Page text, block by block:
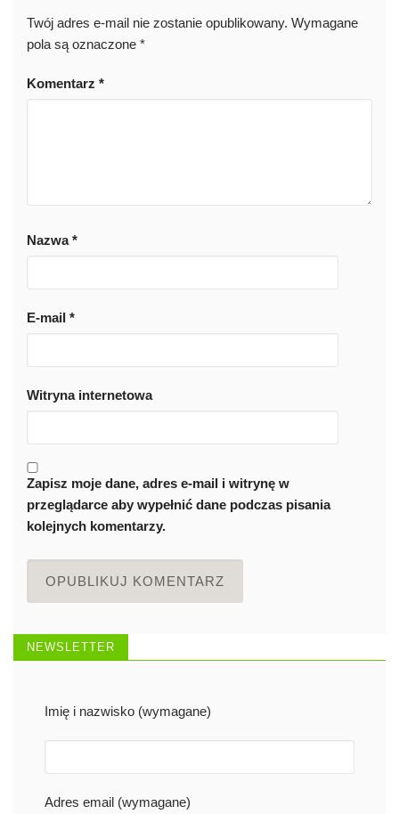
Twój adres e-mail nie zostanie opublikowany. Wymagane
pola są oznaczone *
Komentarz *
Nazwa*
E-mail *
Witryna internetowa
Zapisz moje dane, adres e-mail i witrynę w
przeglądarce aby wypełnić dane podczas pisania
kolejnych komentarzy.
NEWSLETTER
Imię i nazwisko (wymagane)
Adres email (wymagane)